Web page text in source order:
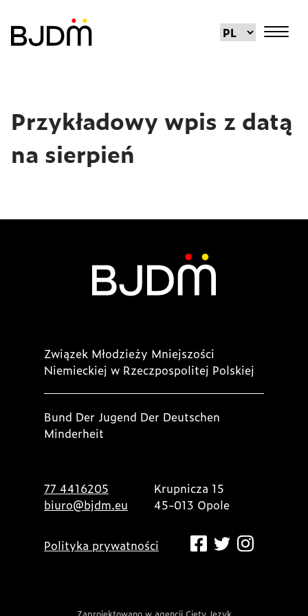
Przykładowy wpis z datą
na sierpień
Związek Młodzieży Mniejszości
Niemieckiej w Rzeczpospolitej Polskiej
Bund Der Jugend Der Deutschen
Minderheit
77 4416205
biuro@bjdm.eu
Krupnicza 15
45-013 Opole
Polityka prywatności